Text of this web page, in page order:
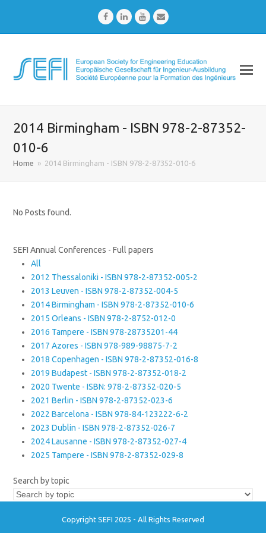
FacebookLinkedInYoutubeEmail
2014 Birmingham - ISBN 978-2-87352-
010-6
Home » 2014 Birmingham - ISBN 978-2-87352-010-6
No Posts found.
SEFI Annual Conferences - Full papers
All
2012 Thessaloniki - ISBN 978-2-87352-005-2
2013 Leuven - ISBN 978-2-87352-004-5
2014 Birmingham - ISBN 978-2-87352-010-6
2015 Orleans - ISBN 978-2-8752-012-0
2016 Tampere - ISBN 978-28735201-44
2017 Azores - ISBN 978-989-98875-7-2
2018 Copenhagen - ISBN 978-2-87352-016-8
2019 Budapest - ISBN 978-2-87352-018-2
2020 Twente - ISBN: 978-2-87352-020-5
2021 Berlin - ISBN 978-2-87352-023-6
2022 Barcelona - ISBN 978-84-123222-6-2
2023 Dublin - ISBN 978-2-87352-026-7
2024 Lausanne - ISBN 978-2-87352-027-4
2025 Tampere - ISBN 978-2-87352-029-8
Search by topic
Copyright SEFI 2025 - All Rights Reserved